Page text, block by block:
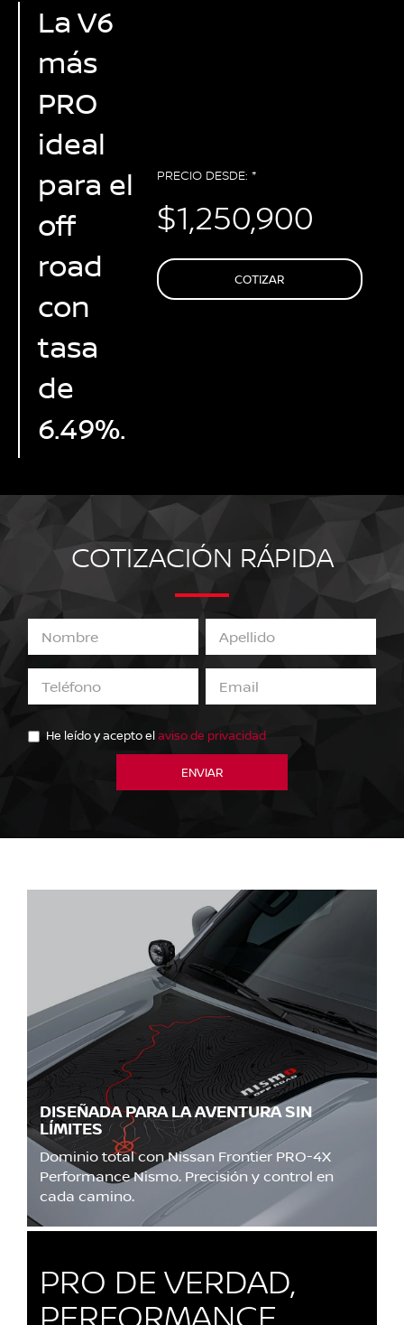
La V6
más
PRO
ideal
para el
off
road
con
tasa
de
6.49%.
PRECIO DESDE: *
$1,250,900
COTIZAR
COTIZACIÓN RÁPIDA
He leído y acepto elaviso de privacidad
DISEÑADA PARA LA AVENTURA SIN
LÍMITES
Dominio total con Nissan Frontier PRO-4X
Performance Nismo. Precisión y control en
cada camino.
PRO DE VERDAD,